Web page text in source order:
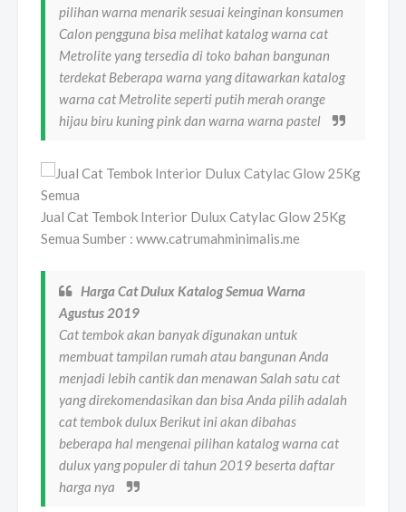
pilihan warna menarik sesuai keinginan konsumen
Calon pengguna bisa melihat katalog warna cat
Metrolite yang tersedia di toko bahan bangunan
terdekat Beberapa warna yang ditawarkan katalog
warna cat Metrolite seperti putih merah orange
hijau biru kuning pink dan warna warna pastel
Jual Cat Tembok Interior Dulux Catylac Glow 25Kg
Semua Sumber : www.catrumahminimalis.me
Harga Cat Dulux Katalog Semua Warna
Agustus 2019
Cat tembok akan banyak digunakan untuk
membuat tampilan rumah atau bangunan Anda
menjadi lebih cantik dan menawan Salah satu cat
yang direkomendasikan dan bisa Anda pilih adalah
cat tembok dulux Berikut ini akan dibahas
beberapa hal mengenai pilihan katalog warna cat
dulux yang populer di tahun 2019 beserta daftar
harga nya